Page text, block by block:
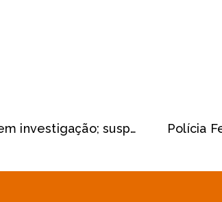
Garça tem sete casos de covid-19 em investigação; suspeitos estão isolados